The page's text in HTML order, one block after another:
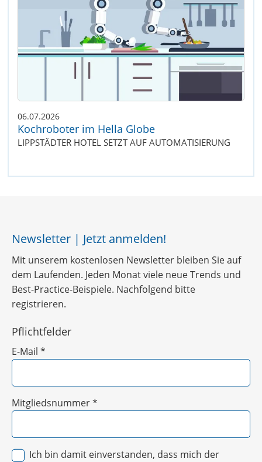
06.07.2026
Kochroboter im Hella Globe
LIPPSTÄDTER HOTEL SETZT AUF AUTOMATISIERUNG
Newsletter | Jetzt anmelden!
Mit unserem kostenlosen Newsletter bleiben Sie auf
dem Laufenden. Jeden Monat viele neue Trends und
Best-Practice-Beispiele. Nachfolgend bitte
registrieren.
Pflichtfelder
E-Mail *
Mitgliedsnummer*
Ich bin damit einverstanden, dass mich der